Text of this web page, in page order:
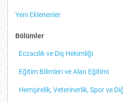
Yeni Eklenenler
Bölümler
Eczacılık ve Diş Hekimliği
Eğitim Bilimleri ve Alan Eğitimi
Hemşirelik, Veterinerlik, Spor ve